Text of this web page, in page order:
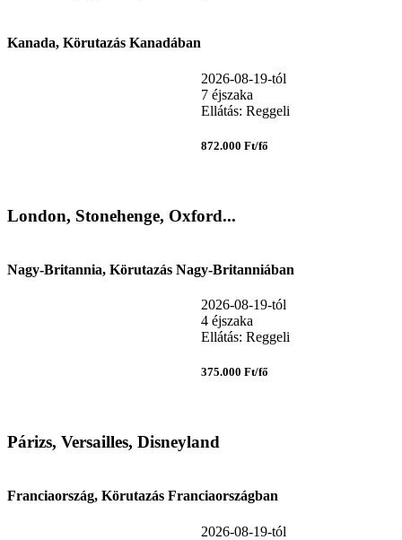
Kanada, Körutazás Kanadában
2026-08-19-tól
7 éjszaka
Ellátás: Reggeli
872.000 Ft/fő
London, Stonehenge, Oxford...
Nagy-Britannia, Körutazás Nagy-Britanniában
2026-08-19-tól
4 éjszaka
Ellátás: Reggeli
375.000 Ft/fő
Párizs, Versailles, Disneyland
Franciaország, Körutazás Franciaországban
2026-08-19-tól